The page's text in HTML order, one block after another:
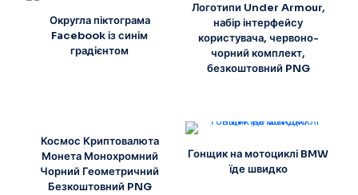
Округла піктограма
Facebook із синім
градієнтом
Логотипи Under Armour,
набір інтерфейсу
користувача, червоно-
чорний комплект,
безкоштовний PNG
Космос Криптовалюта
Монета Монохромний
Чорний Геометричний
Безкоштовний PNG
Гонщик на мотоциклі BMW
їде швидко